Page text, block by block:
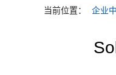
当前位置： 企业